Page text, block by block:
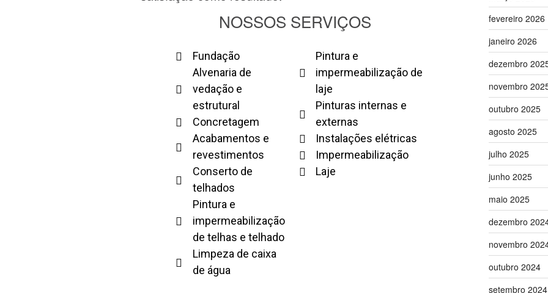
NOSSOS SERVIÇOS
Fundação
Alvenaria de
vedação e
estrutural
Concretagem
Acabamentos e
revestimentos
Conserto de
telhados
Pintura e
impermeabilização
de telhas e telhado
Limpeza de caixa
de água
Pintura e
impermeabilização de
laje
Pinturas internas e
externas
Instalações elétricas
Impermeabilização
Laje
fevereiro 2026
janeiro 2026
dezembro
novembro
outubro 2025
agosto 2025
julho 2025
junho 2025
maio 2025
dezembro
novembro
outubro 2024
setembro 2024